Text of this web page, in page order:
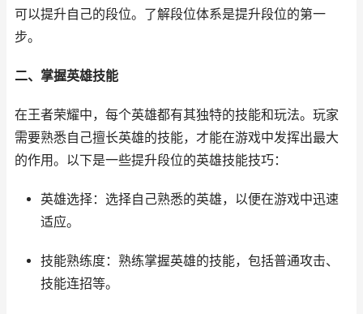
可以提升自己的段位。了解段位体系是提升段位的第一
步。
二、掌握英雄技能
在王者荣耀中，每个英雄都有其独特的技能和玩法。玩家
需要熟悉自己擅长英雄的技能，才能在游戏中发挥出最大
的作用。以下是一些提升段位的英雄技能技巧：
英雄选择：选择自己熟悉的英雄，以便在游戏中迅速
适应。
技能熟练度：熟练掌握英雄的技能，包括普通攻击、
技能连招等。